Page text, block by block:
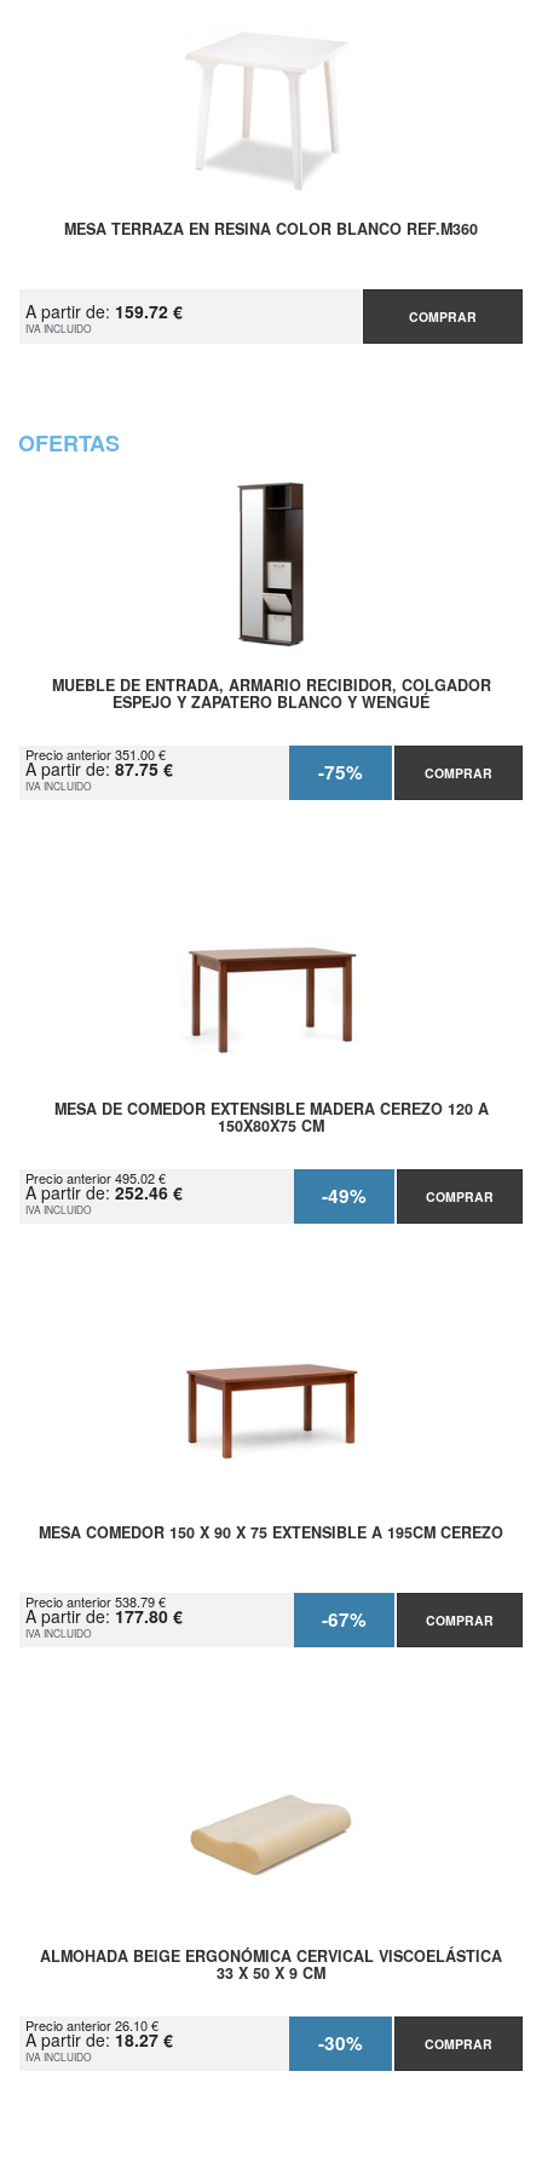
MESA TERRAZA EN RESINA COLOR BLANCO REF.M360
A partir de: 159.72 €
IVA INCLUIDO
COMPRAR
OFERTAS
MUEBLE DE ENTRADA, ARMARIO RECIBIDOR, COLGADOR
ESPEJO Y ZAPATERO BLANCO Y WENGUÉ
Precio anterior 351.00 €
A partir de: 87.75 €
IVA INCLUIDO -75% COMPRAR
MESA DE COMEDOR EXTENSIBLE MADERA CEREZO 120 A
150X80X75 CM
Precio anterior 495.02 €
A partir de: 252.46 €
IVA INCLUIDO -49% COMPRAR
MESA COMEDOR 150 X 90 X 75 EXTENSIBLE A 195CM CEREZO
Precio anterior 538.79 €
A partir de: 177.80 €
IVA INCLUIDO -67% COMPRAR
ALMOHADA BEIGE ERGONÓMICA CERVICAL VISCOELÁSTICA
33 X 50 X 9 CM
Precio anterior 26.10 €
A partir de: 18.27 €
IVA INCLUIDO -30% COMPRAR